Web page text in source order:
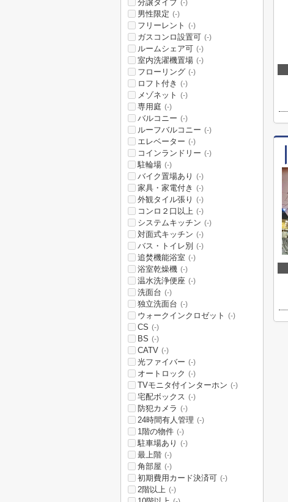
分譲タイプ (-)
男性限定 (-)
フリーレント (-)
ガスコンロ設置可 (-)
ルームシェア可 (-)
室内洗濯機置場 (-)
フローリング (-)
ロフト付き (-)
メゾネット (-)
専用庭 (-)
バルコニー (-)
ルーフバルコニー (-)
エレベーター (-)
コインランドリー (-)
駐輪場 (-)
バイク置場あり (-)
家具・家電付き (-)
外観タイル張り (-)
コンロ２口以上 (-)
システムキッチン (-)
対面式キッチン (-)
バス・トイレ別 (-)
追焚機能浴室 (-)
浴室乾燥機 (-)
温水洗浄便座 (-)
洗面台 (-)
独立洗面台 (-)
ウォークインクロゼット (-)
CS (-)
BS (-)
CATV (-)
光ファイバー (-)
オートロック (-)
TVモニタ付インターホン (-)
宅配ボックス (-)
防犯カメラ (-)
24時間有人管理 (-)
1階の物件 (-)
駐車場あり (-)
最上階 (-)
角部屋 (-)
初期費用カード決済可 (-)
2階以上 (-)